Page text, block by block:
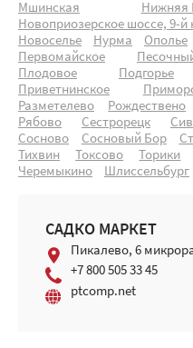
Мшинская
Нижняя
Новоприозерское шоссе, 9-й
Новоселье
Нурма Ополье
Первомайское
Плодовое
Подгорье
Приветнинское
Разметелево
Рождествено
Рябово
Сестрорецк
Сосново
Сосновый Бор
Тихвин
Токсово Торики
Черемыкино
Шлиссельбург
САДКО МАРКЕТ
Пикалево, 6
+7 800 505 33 45
ptcomp.net